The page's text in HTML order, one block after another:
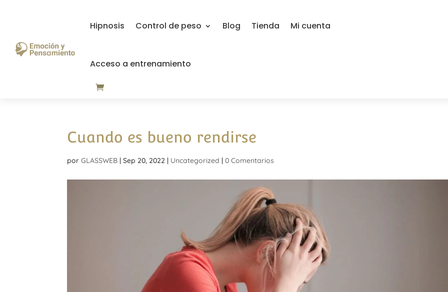
Hipnosis Control de peso Blog Tienda Mi cuenta
Acceso a entrenamiento
Cuando es bueno rendirse
porGLASSWEB |Sep 20, 2022 | Uncategorized |0 Comentarios